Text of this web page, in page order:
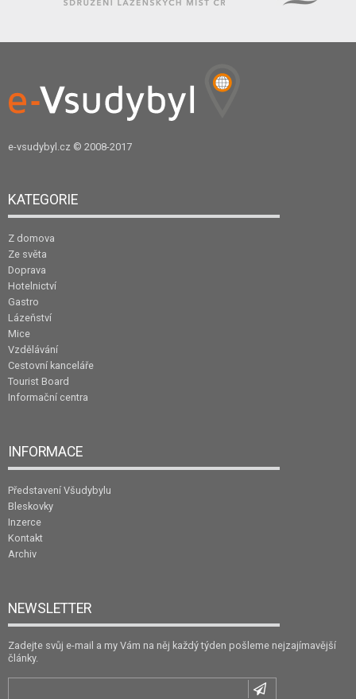
e-vsudybyl.cz © 2008-2017
KATEGORIE
Z domova
Ze světa
Doprava
Hotelnictví
Gastro
Lázeňství
Mice
Vzdělávání
Cestovní kanceláře
Tourist Board
Informační centra
INFORMACE
Představení Všudybylu
Bleskovky
Inzerce
Kontakt
Archiv
NEWSLETTER
Zadejte svůj e-mail a my Vám na něj každý týden pošleme nejzajímavější
články.